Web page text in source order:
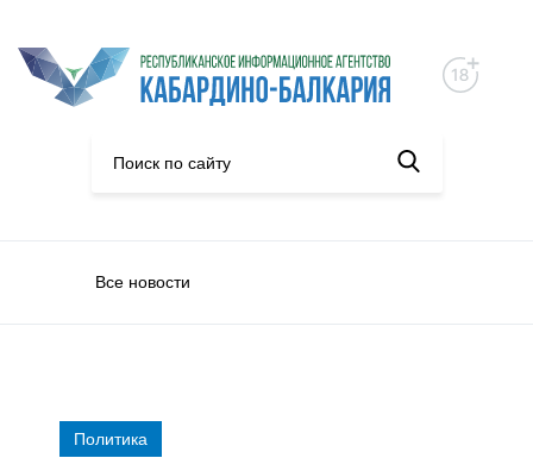
Все новости
Политика